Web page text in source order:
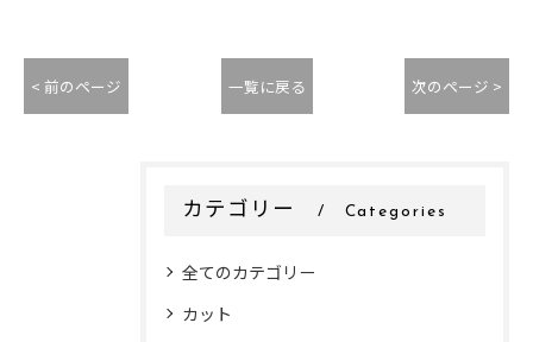
< 前のページ 一覧に戻る 次のページ >
カテゴリー Categories
全てのカテゴリー
カット